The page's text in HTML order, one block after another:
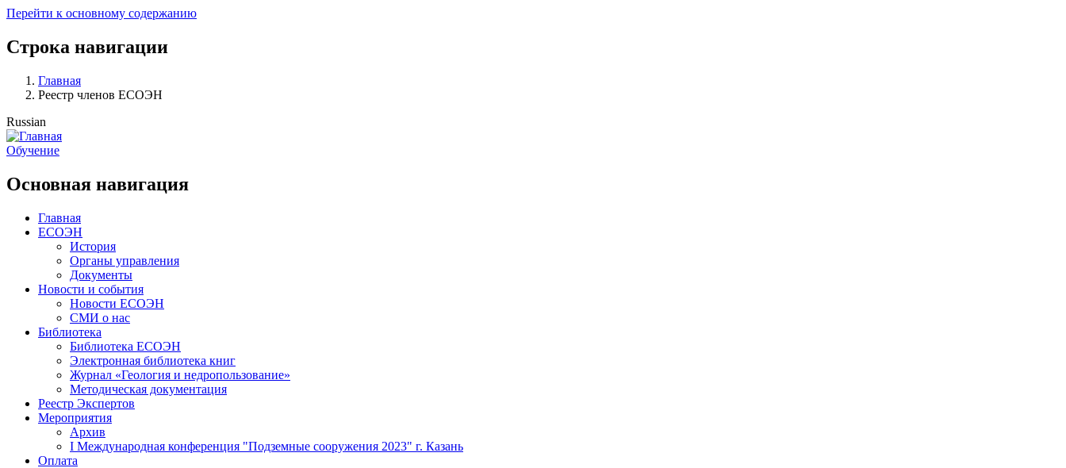
Перейти к основному содержанию
Строка навигации
Главная
Реестр членов ЕСОЭН
Russian
Обучение
Основная навигация
Главная
ЕСОЭН
История
Органы управления
Документы
Новости и события
Новости ЕСОЭН
СМИ о нас
Библиотека
Библиотека ЕСОЭН
Электронная библиотека книг
Журнал «Геология и недропользование»
Методическая документация
Реестр Экспертов
Мероприятия
Архив
I Международная конференция "Подземные сооружения 2023" г. Казань
Оплата